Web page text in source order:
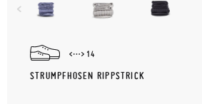
14
STRUMPFHOSEN RIPPSTRICK